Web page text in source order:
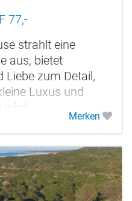
77,-
strahlt eine
aus, bietet
Liebe zum Detail,
Luxus und
Merken